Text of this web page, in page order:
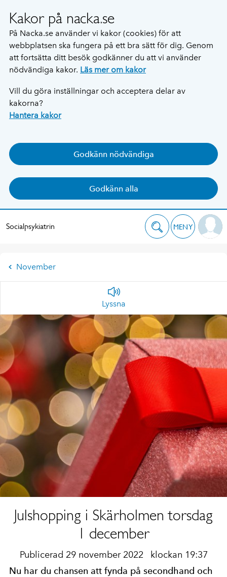
Kakor på nacka.se
På Nacka.se använder vi kakor (cookies) för att
webbplatsen ska fungera på ett bra sätt för dig. Genom
att fortsätta ditt besök godkänner du att vi använder
nödvändiga kakor. Läs mer om kakor
Vill du göra inställningar och acceptera delar av
kakorna?
Hantera kakor
Godkänn nödvändiga
Godkänn alla
Socialpsykiatrin MENY
November
Lyssna
Julshopping i Skärholmen torsdag
1 december
Publicerad 29 november 2022 klockan 19:37
Nu har du chansen att fynda på secondhand och